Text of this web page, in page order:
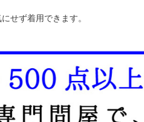
せず着用できます。